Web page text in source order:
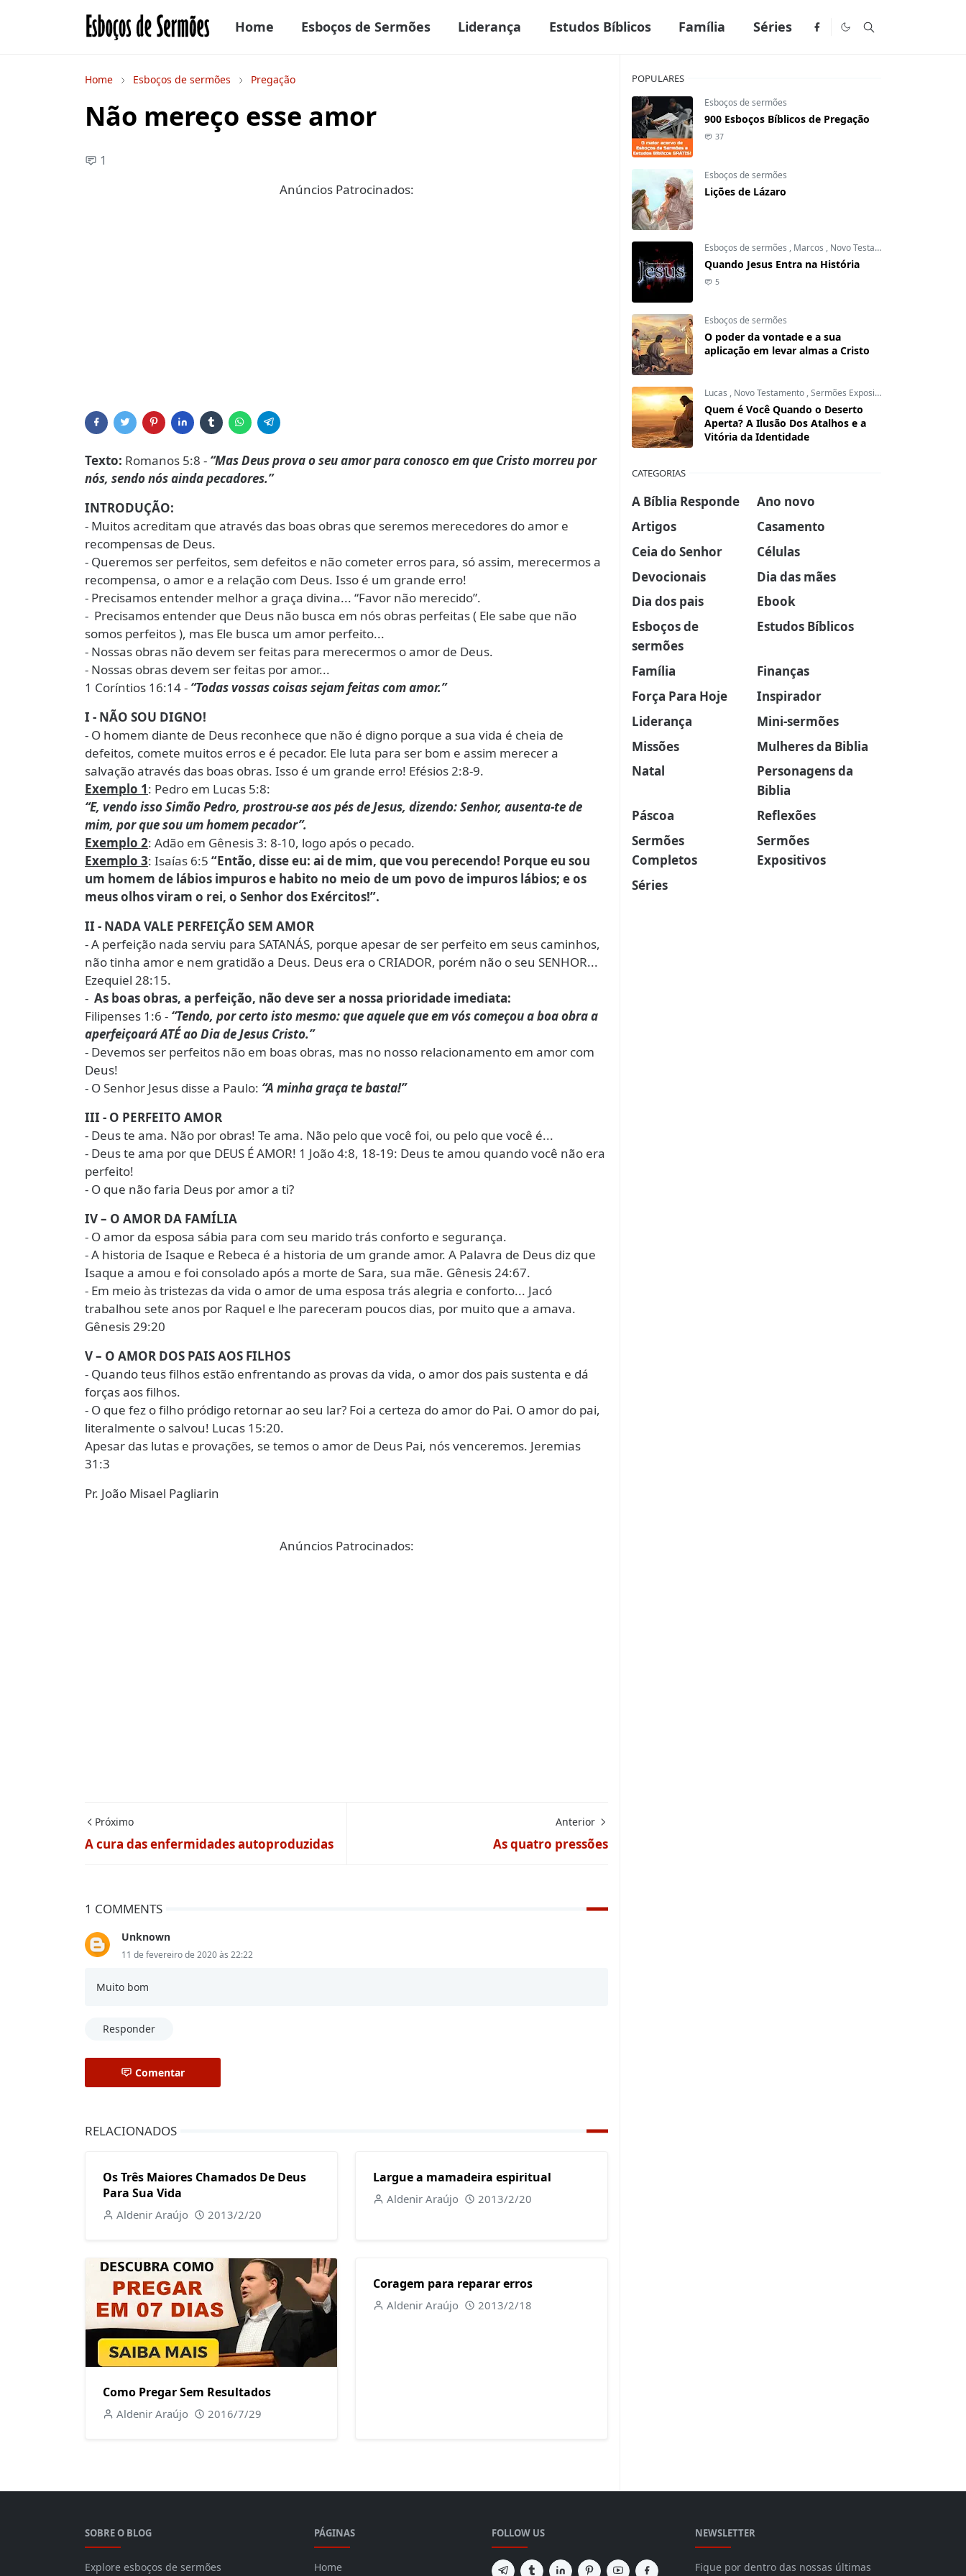
Home Esboços de Sermões Liderança Estudos Bíblicos Família Séries
Home Esboços de sermões Pregação
Não mereço esse amor
1
Anúncios Patrocinados:
Texto: Romanos 5:8 - “Mas Deus prova o seu amor para conosco em que Cristo morreu por
nós, sendo nós ainda pecadores.”
INTRODUÇÃO:
- Muitos acreditam que através das boas obras que seremos merecedores do amor e
recompensas de Deus.
- Queremos ser perfeitos, sem defeitos e não cometer erros para, só assim, merecermos a
recompensa, o amor e a relação com Deus. Isso é um grande erro!
- Precisamos entender melhor a graça divina... “Favor não merecido”.
- Precisamos entender que Deus não busca em nós obras perfeitas ( Ele sabe que não
somos perfeitos ), mas Ele busca um amor perfeito...
- Nossas obras não devem ser feitas para merecermos o amor de Deus.
- Nossas obras devem ser feitas por amor...
1 Coríntios 16:14 - “Todas vossas coisas sejam feitas com amor.”
I - NÃO SOU DIGNO!
- O homem diante de Deus reconhece que não é digno porque a sua vida é cheia de
defeitos, comete muitos erros e é pecador. Ele luta para ser bom e assim merecer a
salvação através das boas obras. Isso é um grande erro! Efésios 2:8-9.
Exemplo 1: Pedro em Lucas 5:8:
“E, vendo isso Simão Pedro, prostrou-se aos pés de Jesus, dizendo: Senhor, ausenta-te de
mim, por que sou um homem pecador”.
Exemplo 2: Adão em Gênesis 3: 8-10, logo após o pecado.
Exemplo 3: Isaías 6:5 “Então, disse eu: ai de mim, que vou perecendo! Porque eu sou
um homem de lábios impuros e habito no meio de um povo de impuros lábios; e os
meus olhos viram o rei, o Senhor dos Exércitos!”.
II - NADA VALE PERFEIÇÃO SEM AMOR
- A perfeição nada serviu para SATANÁS, porque apesar de ser perfeito em seus caminhos,
não tinha amor e nem gratidão a Deus. Deus era o CRIADOR, porém não o seu SENHOR...
Ezequiel 28:15.
- As boas obras, a perfeição, não deve ser a nossa prioridade imediata:
Filipenses 1:6 - “Tendo, por certo isto mesmo: que aquele que em vós começou a boa obra a
aperfeiçoará ATÉ ao Dia de Jesus Cristo.”
- Devemos ser perfeitos não em boas obras, mas no nosso relacionamento em amor com
Deus!
- O Senhor Jesus disse a Paulo: “A minha graça te basta!”
III - O PERFEITO AMOR
- Deus te ama. Não por obras! Te ama. Não pelo que você foi, ou pelo que você é...
- Deus te ama por que DEUS É AMOR! 1 João 4:8, 18-19: Deus te amou quando você não era
perfeito!
- O que não faria Deus por amor a ti?
IV – O AMOR DA FAMÍLIA
- O amor da esposa sábia para com seu marido trás conforto e segurança.
- A historia de Isaque e Rebeca é a historia de um grande amor. A Palavra de Deus diz que
Isaque a amou e foi consolado após a morte de Sara, sua mãe. Gênesis 24:67.
- Em meio às tristezas da vida o amor de uma esposa trás alegria e conforto... Jacó
trabalhou sete anos por Raquel e lhe pareceram poucos dias, por muito que a amava.
Gênesis 29:20
V – O AMOR DOS PAIS AOS FILHOS
- Quando teus filhos estão enfrentando as provas da vida, o amor dos pais sustenta e dá
forças aos filhos.
- O que fez o filho pródigo retornar ao seu lar? Foi a certeza do amor do Pai. O amor do pai,
literalmente o salvou! Lucas 15:20.
Apesar das lutas e provações, se temos o amor de Deus Pai, nós venceremos. Jeremias
31:3
Pr. João Misael Pagliarin
Anúncios Patrocinados:
Próximo
A cura das enfermidades autoproduzidas
Anterior
As quatro pressões
1 COMMENTS
Unknown
11 de fevereiro de 2020 às 22:22
Muito bom
Responder
Comentar
RELACIONADOS
Os Três Maiores Chamados De Deus
Para Sua Vida
Aldenir Araújo 2013/2/20
Largue a mamadeira espiritual
Aldenir Araújo 2013/2/20
Como Pregar Sem Resultados
Aldenir Araújo 2016/7/29
Coragem para reparar erros
Aldenir Araújo 2013/2/18
POPULARES
Esboços de sermões
900 Esboços Bíblicos de Pregação
37
Esboços de sermões
Lições de Lázaro
Esboços de sermões , Marcos , Novo Testamento
Quando Jesus Entra na História
5
Esboços de sermões
O poder da vontade e a sua
aplicação em levar almas a Cristo
Lucas , Novo Testamento ,Sermões Expositivos
Quem é Você Quando o Deserto
Aperta? A Ilusão Dos Atalhos e a
Vitória da Identidade
CATEGORIAS
A Bíblia Responde
Ano novo
Artigos
Casamento
Ceia do Senhor
Células
Devocionais
Dia das mães
Dia dos pais
Ebook
Esboços de
sermões
Estudos Bíblicos
Família
Finanças
Força Para Hoje
Inspirador
Liderança
Mini-sermões
Missões
Mulheres da Biblia
Natal
Personagens da
Biblia
Páscoa
Reflexões
Sermões
Completos
Sermões
Expositivos
Séries
SOBRE O BLOG
Explore esboços de sermões
PÁGINAS
Home
FOLLOW US NEWSLETTER
Fique por dentro das nossas últimas